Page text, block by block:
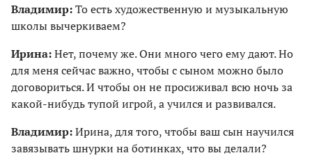
Владимир:То есть художественную и музыкальную
школы вычеркиваем?
Ирина:Нет, почему же. Они много чего ему дают. Но
для меня сейчас важно, чтобы с сыном можно было
договориться. И чтобы он не просиживал всю ночь за
какой-нибудь тупой игрой, а учился и развивался.
Владимир:Ирина, для того, чтобы ваш сын научился
завязывать шнурки на ботинках, что вы делали?